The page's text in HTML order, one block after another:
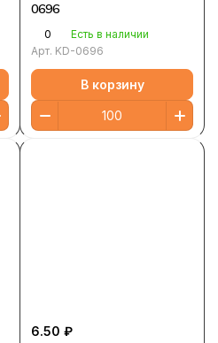
0696
0
Есть в наличии
Арт. KD-0696
В корзину
6.50 ₽